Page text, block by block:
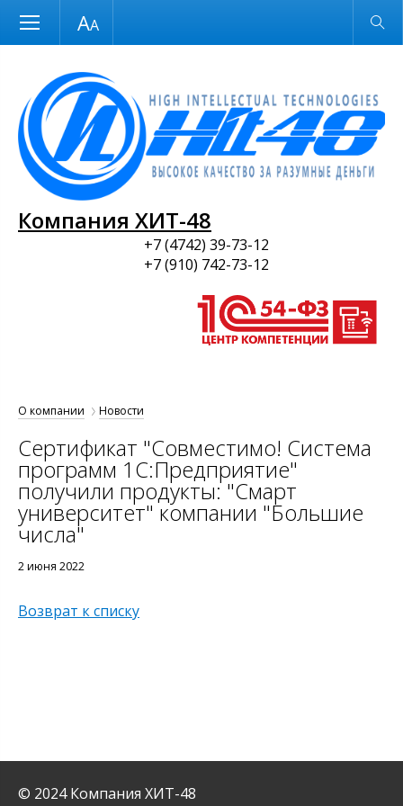
Размер шрифта Обычная версия
Компания ХИТ-48
+7 (4742) 39-73-12
+7 (910) 742-73-12
О компании Новости
Сертификат "Совместимо! Система
программ 1С:Предприятие"
получили продукты: "Смарт
университет" компании "Большие
числа"
2 июня 2022
Возврат к списку
© 2024 Компания ХИТ-48